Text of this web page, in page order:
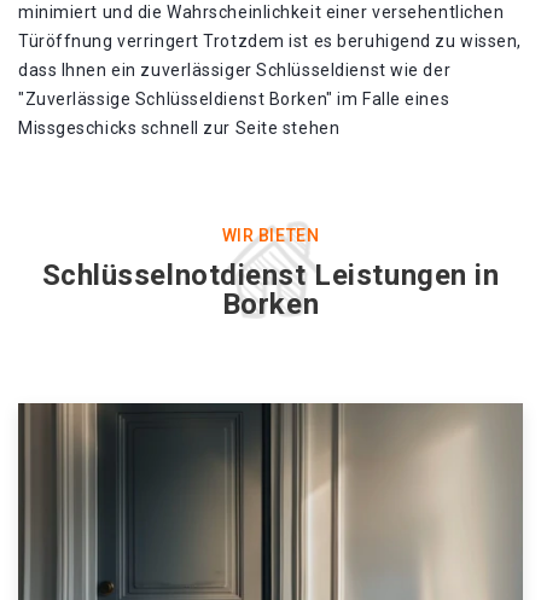
minimiert und die Wahrscheinlichkeit einer versehentlichen
Türöffnung verringert Trotzdem ist es beruhigend zu wissen,
dass Ihnen ein zuverlässiger Schlüsseldienst wie der
"Zuverlässige Schlüsseldienst Borken" im Falle eines
Missgeschicks schnell zur Seite stehen
WIR BIETEN
Schlüsselnotdienst Leistungen in
Borken